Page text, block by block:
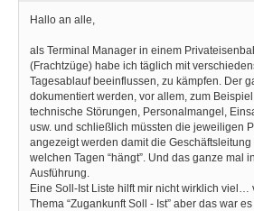
Hallo an alle,
als Terminal Manager in einem
(Frachtzüge) habe ich täglich mit
Tagesablauf beeinflussen, zu kämpfen. Der
dokumentiert werden, vor allem, zum
technische Störungen, Personalmangel,
usw. und schließlich müssten die jeweiligen
angezeigt werden damit die Geschäftsleitung
welchen Tagen “hängt”. Und das ganze mal
Ausführung.
Eine Soll-Ist Liste hilft mir nicht wirklich viel…
Thema “Zugankunft Soll - Ist” aber das war es